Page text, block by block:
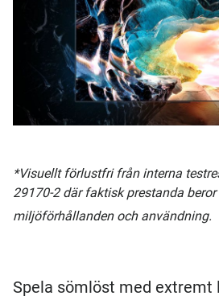
*Visuellt förlustfri från interna
29170-2 där faktisk prestanda
miljöförhållanden och användning.
Spela sömlöst med extremt